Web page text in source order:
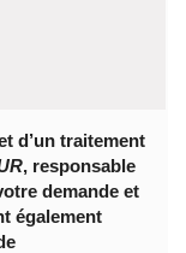
d’un traitement
, responsable
demande et
également